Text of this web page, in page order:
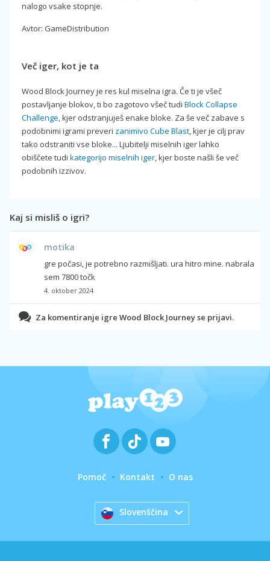
nalogo vsake stopnje.
Avtor: GameDistribution
Več iger, kot je ta
Wood Block Journey je res kul miselna igra. Če ti je všeč
postavljanje blokov, ti bo zagotovo všeč tudi Block Collapse
Challenge, kjer odstranjuješ enake bloke. Za še več zabave s
podobnimi igrami preveri zanimivo Cube Blast, kjer je cilj prav
tako odstraniti vse bloke... Ljubitelji miselnih iger lahko
obiščete tudi kategorijo miselnih iger, kjer boste našli še več
podobnih izzivov.
Kaj si misliš o igri?
motika
gre počasi, je potrebno razmišljati. ura hitro mine. nabrala
sem 7800 točk
4. oktober 2024
Za komentiranje igre Wood Block Journey se prijavi.
Pomoč Kontakt O nas
Slovenščina